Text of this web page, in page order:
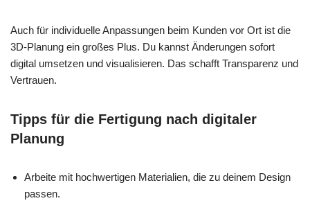
Auch für individuelle Anpassungen beim Kunden vor Ort ist die
3D-Planung ein großes Plus. Du kannst Änderungen sofort
digital umsetzen und visualisieren. Das schafft Transparenz und
Vertrauen.
Tipps für die Fertigung nach digitaler
Planung
Arbeite mit hochwertigen Materialien, die zu deinem Design
passen.